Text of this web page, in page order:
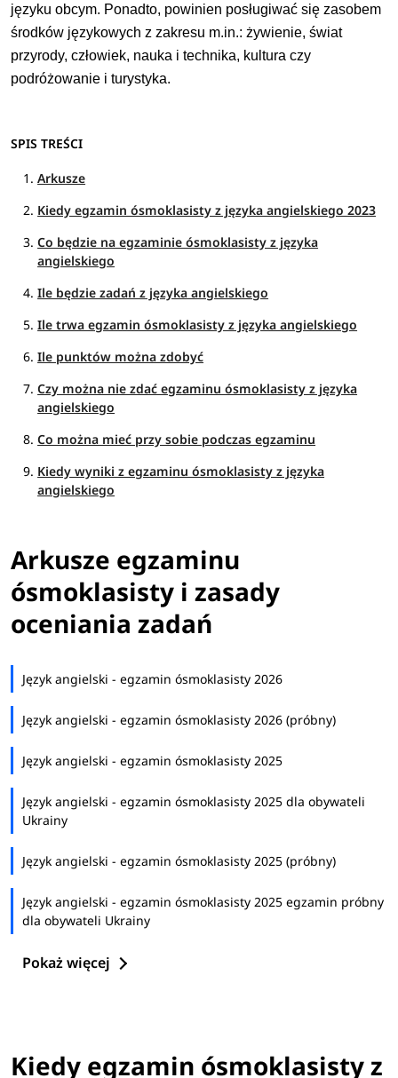
języku obcym. Ponadto, powinien posługiwać się zasobem
środków językowych z zakresu m.in.: żywienie, świat
przyrody, człowiek, nauka i technika, kultura czy
podróżowanie i turystyka.
SPIS TREŚCI
Arkusze
Kiedy egzamin ósmoklasisty z języka angielskiego 2023
Co będzie na egzaminie ósmoklasisty z języka
angielskiego
Ile będzie zadań z języka angielskiego
Ile trwa egzamin ósmoklasisty z języka angielskiego
Ile punktów można zdobyć
Czy można nie zdać egzaminu ósmoklasisty z języka
angielskiego
Co można mieć przy sobie podczas egzaminu
Kiedy wyniki z egzaminu ósmoklasisty z języka
angielskiego
Arkusze egzaminu
ósmoklasisty i zasady
oceniania zadań
Język angielski - egzamin ósmoklasisty 2026
Język angielski - egzamin ósmoklasisty 2026 (próbny)
Język angielski - egzamin ósmoklasisty 2025
Język angielski - egzamin ósmoklasisty 2025 dla obywateli
Ukrainy
Język angielski - egzamin ósmoklasisty 2025 (próbny)
Język angielski - egzamin ósmoklasisty 2025 egzamin próbny
dla obywateli Ukrainy
Pokaż więcej
Kiedy egzamin ósmoklasisty z